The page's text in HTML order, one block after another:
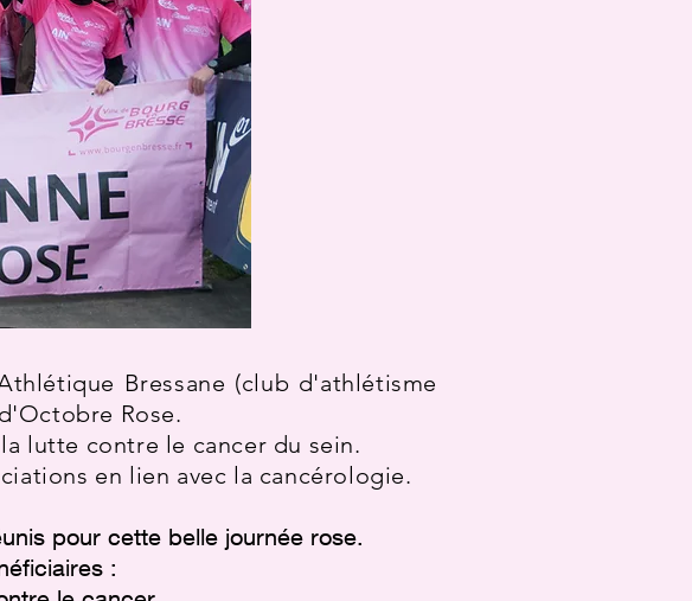
Bressane (club d'athlétisme
Rose.
lutte contre le cancer du sein.
en lien avec la cancérologie.
pour cette belle journée rose.
: